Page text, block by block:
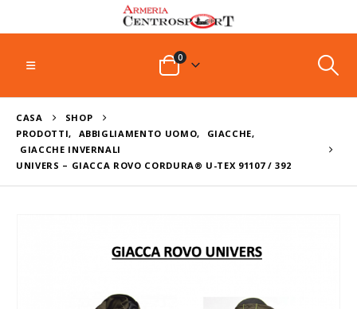
0
CASA
SHOP
PRODOTTI, ABBIGLIAMENTO UOMO, GIACCHE,
GIACCHE INVERNALI
UNIVERS – GIACCA ROVO CORDURA® U-TEX 91107 / 392